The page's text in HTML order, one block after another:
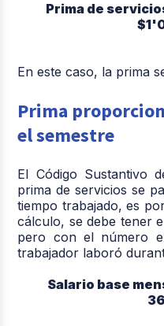
Prima de
En este caso, la prima
Prima
el semestre
El Código Sustantivo
prima de servicios se
tiempo trabajado, es
cálculo, se debe tener
pero con el número
trabajador laboró
Salario base